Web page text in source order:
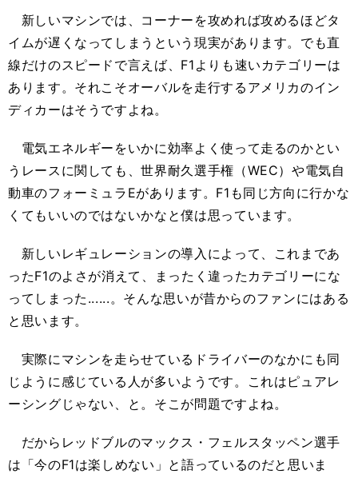
新しいマシンでは、コーナーを攻めれば攻めるほどタ
イムが遅くなってしまうという現実があります。でも直
線だけのスピードで言えば、F1よりも速いカテゴリーは
あります。それこそオーバルを走行するアメリカのイン
ディカーはそうですよね。
電気エネルギーをいかに効率よく使って走るのかとい
うレースに関しても、世界耐久選手権（WEC）や電気自
動車のフォーミュラEがあります。F1も同じ方向に行かな
くてもいいのではないかなと僕は思っています。
新しいレギュレーションの導入によって、これまであ
ったF1のよさが消えて、まったく違ったカテゴリーにな
ってしまった......。そんな思いが昔からのファンにはある
と思います。
実際にマシンを走らせているドライバーのなかにも同
じように感じている人が多いようです。これはピュアレ
ーシングじゃない、と。そこが問題ですよね。
だからレッドブルのマックス・フェルスタッペン選手
は「今のF1は楽しめない」と語っているのだと思いま